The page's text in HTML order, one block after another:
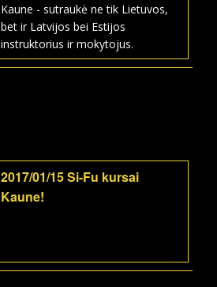
Kaune - sutraukė ne tik Lietuvos,
bet ir Latvijos bei Estijos
instruktorius ir mokytojus.
2017/01/15 Si-Fu kursai
Kaune!